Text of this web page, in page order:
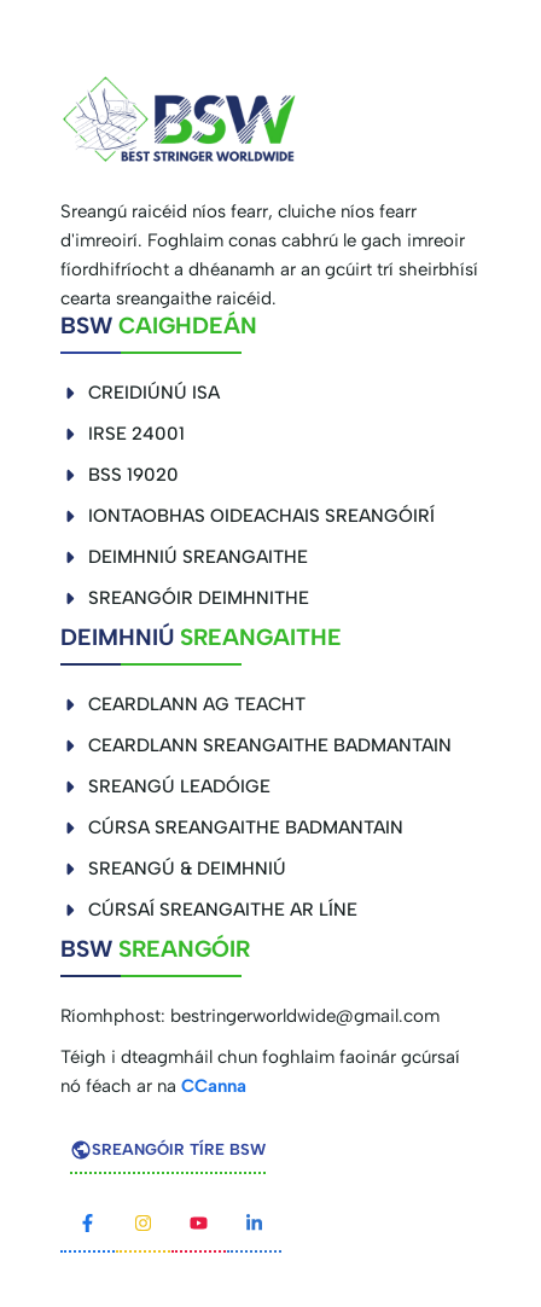
Sreangú raicéid níos fearr, cluiche níos fearr
d'imreoirí. Foghlaim conas cabhrú le gach imreoir
fíordhifríocht a dhéanamh ar an gcúirt trí sheirbhísí
cearta sreangaithe raicéid.
BSW CAIGHDEÁN
CREIDIÚNÚ ISA
IRSE 24001
BSS 19020
IONTAOBHAS OIDEACHAIS SREANGÓIRÍ
DEIMHNIÚ SREANGAITHE
SREANGÓIR DEIMHNITHE
DEIMHNIÚ SREANGAITHE
CEARDLANN AG TEACHT
CEARDLANN SREANGAITHE BADMANTAIN
SREANGÚ LEADÓIGE
CÚRSA SREANGAITHE BADMANTAIN
SREANGÚ & DEIMHNIÚ
CÚRSAÍ SREANGAITHE AR LÍNE
BSW SREANGÓIR
Ríomhphost: bestringerworldwide@gmail.com
Téigh i dteagmháil chun foghlaim faoinár gcúrsaí
nó féach ar na CCanna
SREANGÓIR TÍRE BSW